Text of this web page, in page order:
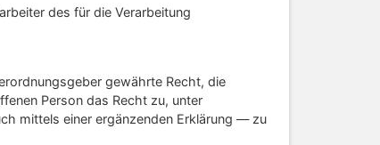
des für die Verarbeitung
gewährte Recht, die
Person das Recht zu, unter
mittels einer ergänzenden Erklärung — zu